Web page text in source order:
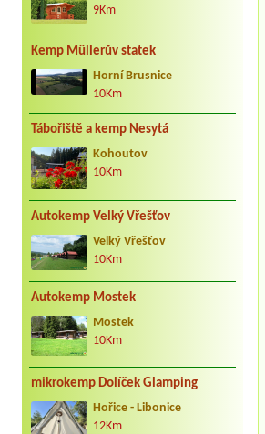
9Km
Kemp Müllerův statek
Horní Brusnice
10Km
Tábořiště a kemp Nesytá
Kohoutov
10Km
Autokemp Velký Vřešťov
Velký Vřešťov
10Km
Autokemp Mostek
Mostek
10Km
mikrokemp Dolíček Glamping
Hořice - Libonice
12Km